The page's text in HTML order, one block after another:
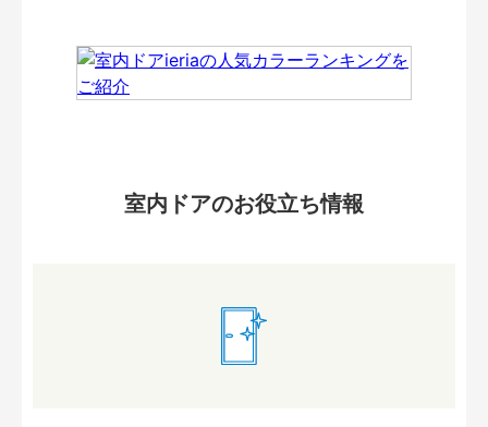
室内ドアのお役立ち情報